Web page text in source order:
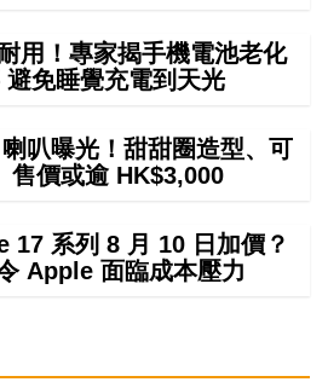
用！專家揭手機電池老化
免睡覺充電到天光
叭曝光！甜甜圈造型、可
價或逾 HK$3,000
17 系列 8 月 10 日加價？
Apple 面臨成本壓力